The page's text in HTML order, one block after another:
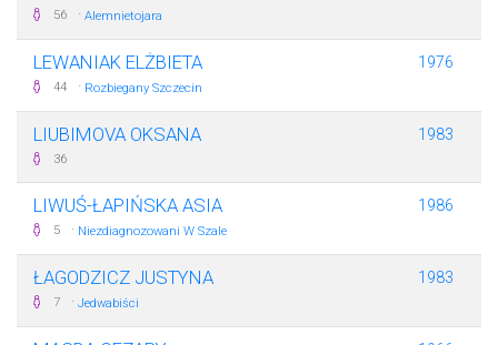
56 · Alemnietojara
LEWANIAK ELŻBIETA
44 · Rozbiegany Szczecin
1976
LIUBIMOVA OKSANA
36
1983
LIWUŚ-ŁAPIŃSKA ASIA
5 · Niezdiagnozowani W Szale
1986
ŁAGODZICZ JUSTYNA
7 · Jedwabiści
1983